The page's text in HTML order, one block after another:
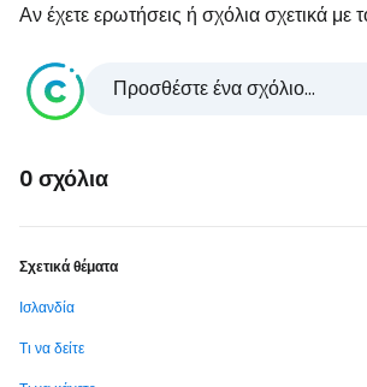
Αν έχετε ερωτήσεις ή σχόλια σχετικά με
Προσθέστε ένα σχόλιο...
0 σχόλια
Σχετικά θέματα
Ισλανδία
Τι να δείτε